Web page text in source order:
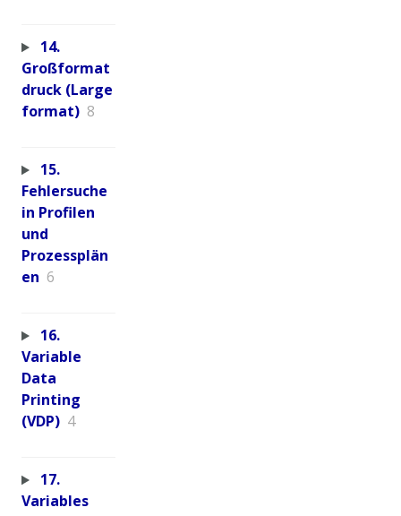
14.
Großformat
druck (Large
format) 8
15.
Fehlersuche
in Profilen
und
Prozessplän
en 6
16.
Variable
Data
Printing
(VDP) 4
17.
Variables